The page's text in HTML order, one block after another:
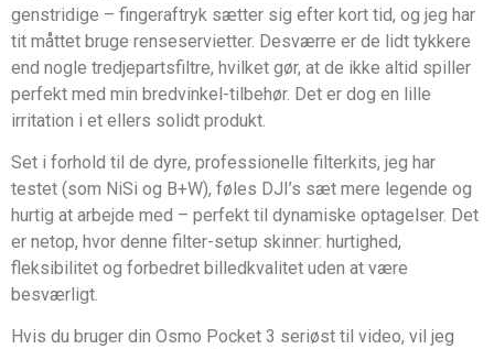
genstridige – fingeraftryk sætter sig efter kort tid, og jeg har
tit måttet bruge renseservietter. Desværre er de lidt tykkere
end nogle tredjepartsfiltre, hvilket gør, at de ikke altid spiller
perfekt med min bredvinkel-tilbehør. Det er dog en lille
irritation i et ellers solidt produkt.
Set i forhold til de dyre, professionelle filterkits, jeg har
testet (som NiSi og B+W), føles DJI’s sæt mere legende og
hurtig at arbejde med – perfekt til dynamiske optagelser. Det
er netop, hvor denne filter-setup skinner: hurtighed,
fleksibilitet og forbedret billedkvalitet uden at være
besværligt.
Hvis du bruger din Osmo Pocket 3 seriøst til video, vil jeg